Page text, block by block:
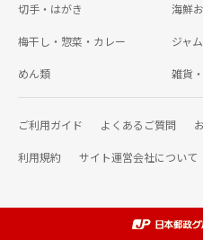
切手・はがき 海鮮
梅干し・惣菜・カレー ジャ
めん類 雑貨
ご利用ガイド よくあるご質問
利用規約 サイト運営会社について